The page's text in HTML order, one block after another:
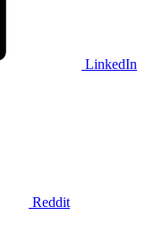
LinkedIn
Reddit